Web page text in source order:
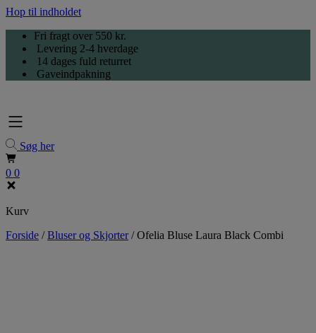
Hop til indholdet
Fri fragt over 550 kr.
Levering 2-4 hverdage
14 dages fuld returret
Gaveindpakning
Søg her
0 0
Kurv
Forside /Bluser og Skjorter /Ofelia Bluse Laura Black Combi